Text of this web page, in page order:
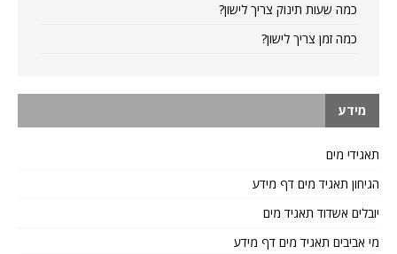
כמה שעות תינוק צריך לישון?
כמה זמן צריך לישון?
מידע
תאגידי מים
הגיחון תאגיד מים דף מידע
יובלים אשדוד תאגיד מים
מי אביבים תאגיד מים דף מידע